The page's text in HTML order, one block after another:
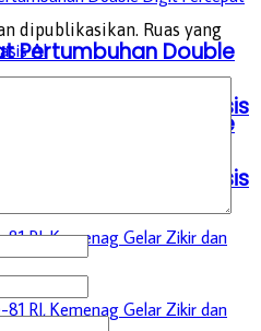
Pertumbuhan Double
Transformasi Berbasis
Pertumbuhan Double
Transformasi Berbasis
dipublikasikan. Ruas yang